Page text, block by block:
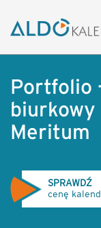
Portfolio
Meritum
SPRAWDŹ
cenę